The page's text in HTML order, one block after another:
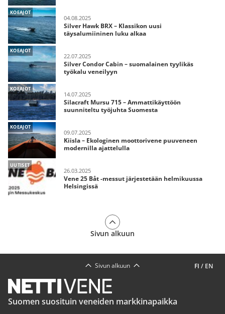
KOEAJOT
04.08.2025
Silver Hawk BRX – Klassikon uusi
täysalumiininen luku alkaa
KOEAJOT
22.07.2025
Silver Condor Cabin – suomalainen tyylikäs
työkalu veneilyyn
KOEAJOT
14.07.2025
Silacraft Mursu 715 – Ammattikäyttöön
suunniteltu työjuhta Suomesta
KOEAJOT
09.07.2025
Kiisla – Ekologinen moottorivene puuveneen
modernilla ajattelulla
UUTISET
26.03.2025
Vene 25 Båt -messut järjestetään helmikuussa
Helsingissä
Sivun alkuun
FI / EN
Sivun alkuun
Suomen suosituin veneiden markkinapaikka